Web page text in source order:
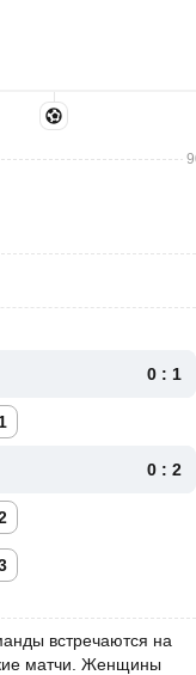
0 : 1
0 : 2
встречаются на
матчи. Женщины